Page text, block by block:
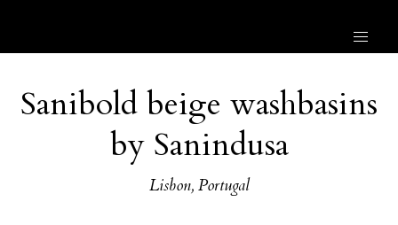
Sanibold beige washbasins
by Sanindusa
Lisbon, Portugal